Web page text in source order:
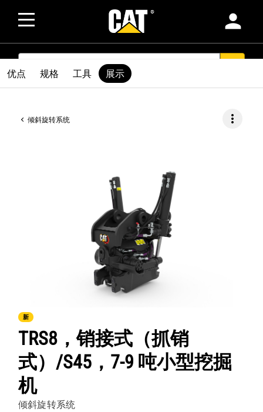
person
SEARCH
倾斜旋转系统 more_vert
新
TRS8，销接式（抓销
式）/S45，7-9 吨小型挖掘
机
倾斜旋转系统
优点 规格 工具 展示